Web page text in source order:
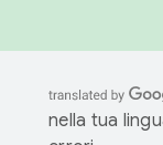
nella tua